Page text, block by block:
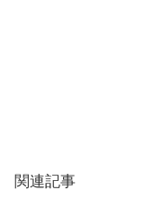
関連記事